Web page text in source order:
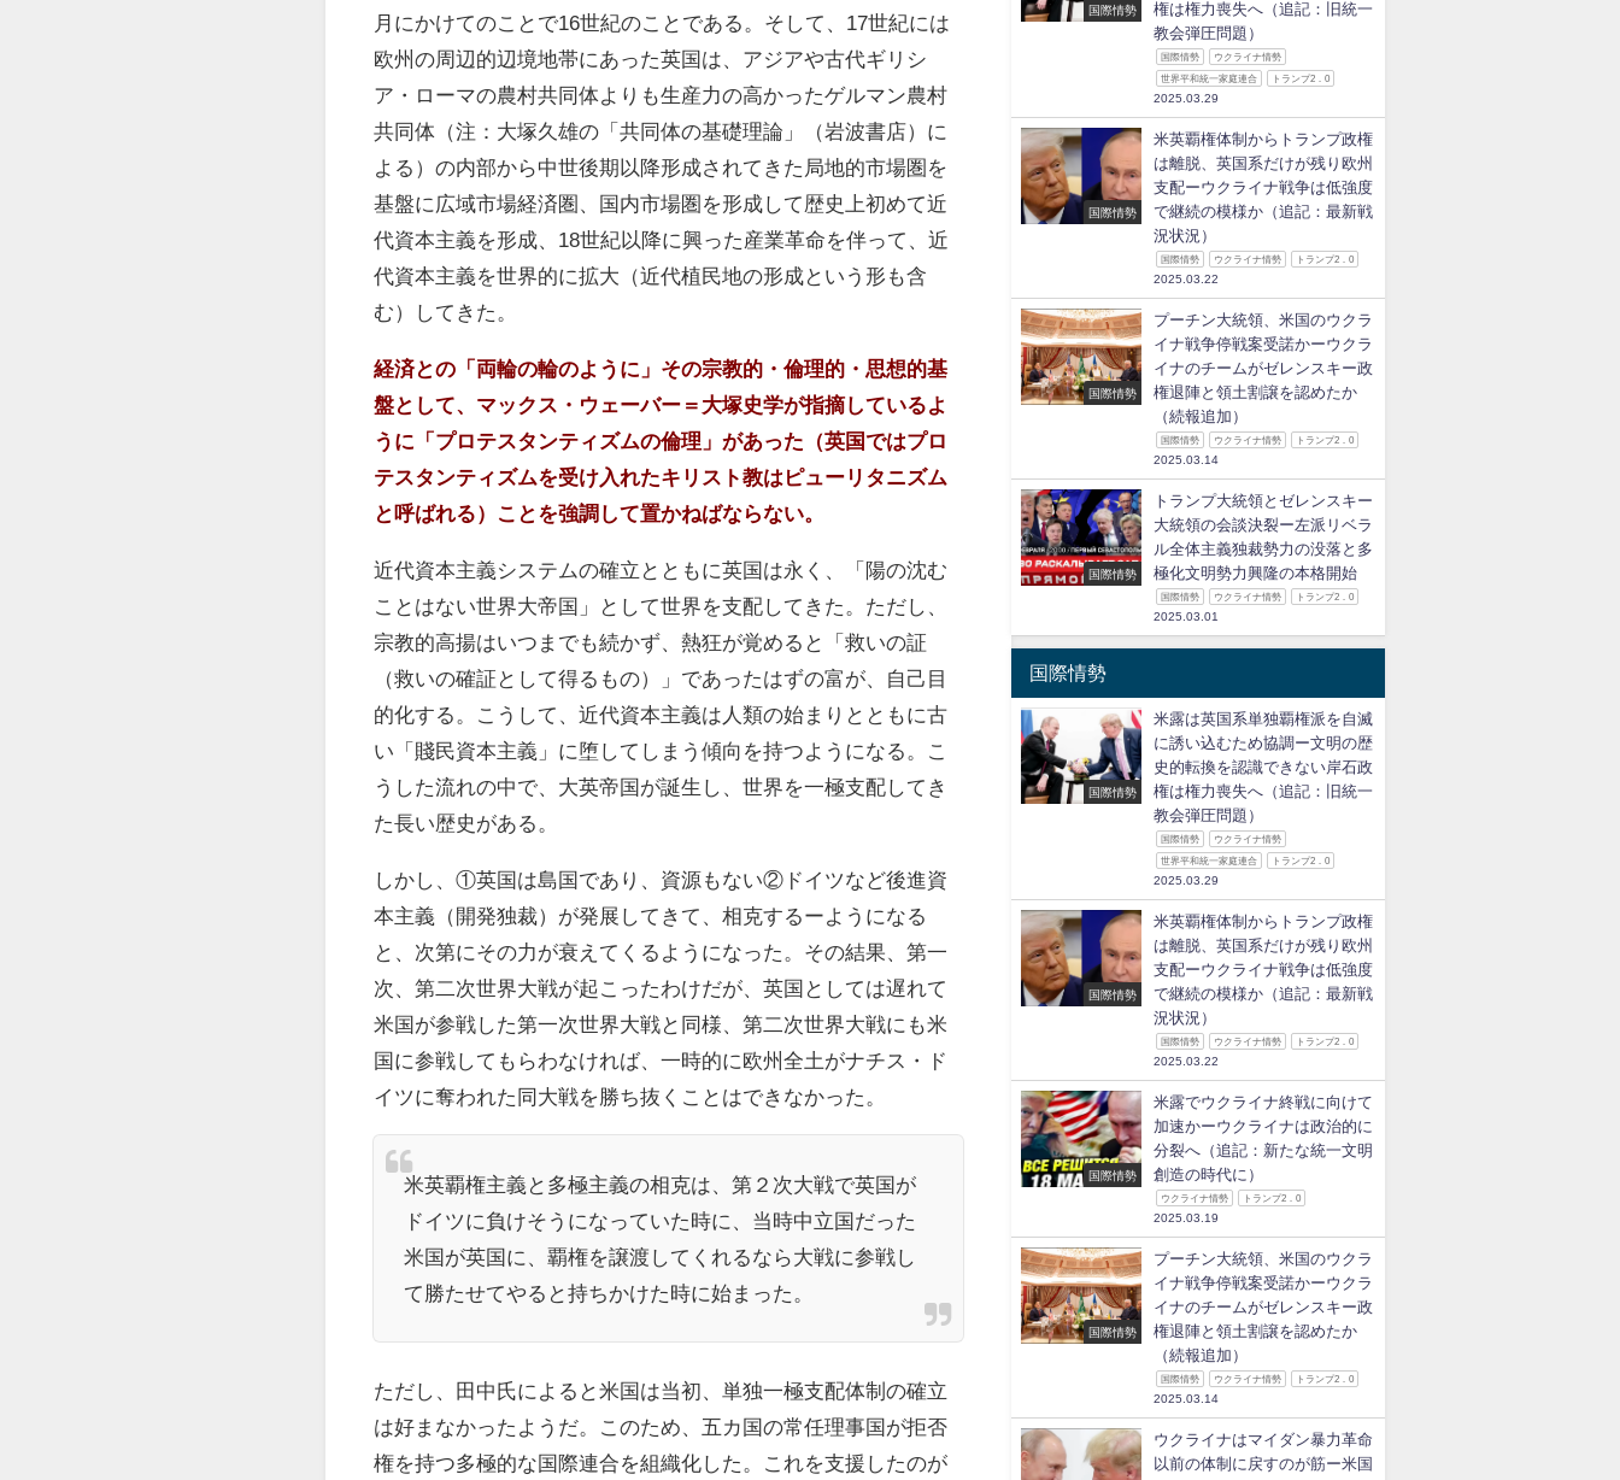
月にかけてのことで16世紀のことである。そして、17世紀には
欧州の周辺的辺境地帯にあった英国は、アジアや古代ギリシ
ア・ローマの農村共同体よりも生産力の高かったゲルマン農村
共同体（注：大塚久雄の「共同体の基礎理論」（岩波書店）に
よる）の内部から中世後期以降形成されてきた局地的市場圏を
基盤に広域市場経済圏、国内市場圏を形成して歴史上初めて近
代資本主義を形成、18世紀以降に興った産業革命を伴って、近
代資本主義を世界的に拡大（近代植民地の形成という形も含
む）してきた。
経済との「両輪の輪のように」その宗教的・倫理的・思想的基
盤として、マックス・ウェーバー＝大塚史学が指摘しているよ
うに「プロテスタンティズムの倫理」があった（英国ではプロ
テスタンティズムを受け入れたキリスト教はピューリタニズム
と呼ばれる）ことを強調して置かねばならない。
近代資本主義システムの確立とともに英国は永く、「陽の沈む
ことはない世界大帝国」として世界を支配してきた。ただし、
宗教的高揚はいつまでも続かず、熱狂が覚めると「救いの証
（救いの確証として得るもの）」であったはずの富が、自己目
的化する。こうして、近代資本主義は人類の始まりとともに古
い「賤民資本主義」に堕してしまう傾向を持つようになる。こ
うした流れの中で、大英帝国が誕生し、世界を一極支配してき
た長い歴史がある。
しかし、①英国は島国であり、資源もない②ドイツなど後進資
本主義（開発独裁）が発展してきて、相克するーようになる
と、次第にその力が衰えてくるようになった。その結果、第一
次、第二次世界大戦が起こったわけだが、英国としては遅れて
米国が参戦した第一次世界大戦と同様、第二次世界大戦にも米
国に参戦してもらわなければ、一時的に欧州全土がナチス・ド
イツに奪われた同大戦を勝ち抜くことはできなかった。
米英覇権主義と多極主義の相克は、第２次大戦で英国が
ドイツに負けそうになっていた時に、当時中立国だった
米国が英国に、覇権を譲渡してくれるなら大戦に参戦し
て勝たせてやると持ちかけた時に始まった。
ただし、田中氏によると米国は当初、単独一極支配体制の確立
は好まなかったようだ。このため、五カ国の常任理事国が拒否
権を持つ多極的な国際連合を組織化した。これを支援したのが
国際情勢
権は権力喪失へ（追記：旧統一
教会弾圧問題）
国際情勢 ウクライナ情勢
世界平和統一家庭連合 トランプ2．0
2025.03.29
国際情勢
米英覇権体制からトランプ政権
は離脱、英国系だけが残り欧州
支配ーウクライナ戦争は低強度
で継続の模様か（追記：最新戦
況状況）
国際情勢 ウクライナ情勢 トランプ2．0
2025.03.22
国際情勢
プーチン大統領、米国のウクラ
イナ戦争停戦案受諾かーウクラ
イナのチームがゼレンスキー政
権退陣と領土割譲を認めたか
（続報追加）
国際情勢 ウクライナ情勢 トランプ2．0
2025.03.14
国際情勢
トランプ大統領とゼレンスキー
大統領の会談決裂ー左派リベラ
ル全体主義独裁勢力の没落と多
極化文明勢力興隆の本格開始
国際情勢 ウクライナ情勢 トランプ2．0
2025.03.01
国際情勢
国際情勢
米露は英国系単独覇権派を自滅
に誘い込むため協調ー文明の歴
史的転換を認識できない岸石政
権は権力喪失へ（追記：旧統一
教会弾圧問題）
国際情勢 ウクライナ情勢
世界平和統一家庭連合 トランプ2．0
2025.03.29
国際情勢
米英覇権体制からトランプ政権
は離脱、英国系だけが残り欧州
支配ーウクライナ戦争は低強度
で継続の模様か（追記：最新戦
況状況）
国際情勢 ウクライナ情勢 トランプ2．0
2025.03.22
国際情勢
米露でウクライナ終戦に向けて
加速かーウクライナは政治的に
分裂へ（追記：新たな統一文明
創造の時代に）
ウクライナ情勢 トランプ2．0
2025.03.19
国際情勢
プーチン大統領、米国のウクラ
イナ戦争停戦案受諾かーウクラ
イナのチームがゼレンスキー政
権退陣と領土割譲を認めたか
（続報追加）
国際情勢 ウクライナ情勢 トランプ2．0
2025.03.14
ウクライナはマイダン暴力革命
以前の体制に戻すのが筋ー米国